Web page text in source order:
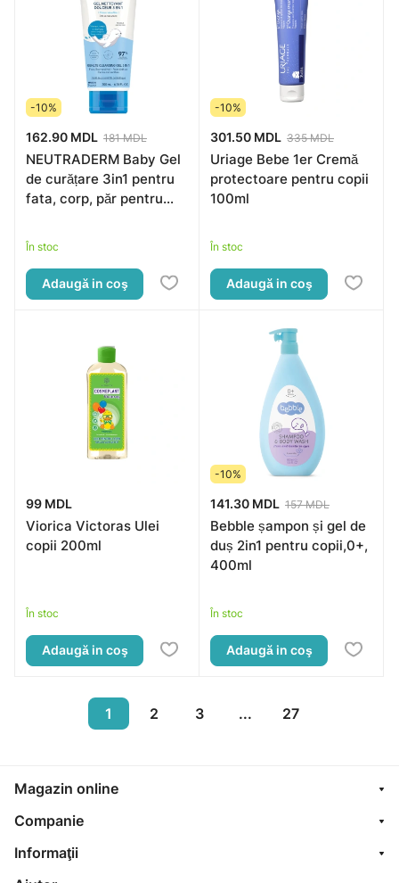
-10%
162.90 MDL 181 MDL
NEUTRADERM Baby Gel
de curățare 3in1 pentru
fata, corp, păr pentru
În stoc
Adaugă in coş
-10%
301.50 MDL 335 MDL
Uriage Bebe 1er Cremă
protectoare pentru copii
100ml
În stoc
Adaugă in coş
99 MDL
Viorica Victoras Ulei
copii 200ml
În stoc
Adaugă in coş
-10%
141.30 MDL 157 MDL
Bebble șampon și gel de
duș 2in1 pentru copii,0+,
400ml
În stoc
Adaugă in coş
1 2 3 ... 27
Magazin online
Companie
Informaţii